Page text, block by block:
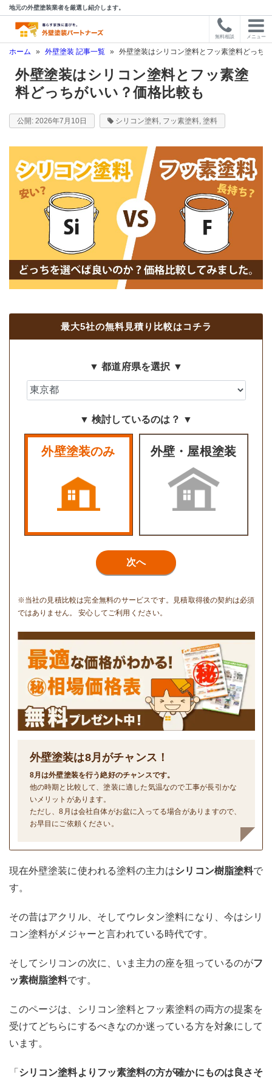
地元の外壁塗装業者を厳選し紹介します。
無料相談 メニュー
ホーム » 外壁塗装 記事一覧 » 外壁塗装はシリコン塗料とフッ素塗料どっち
外壁塗装はシリコン塗料とフッ素塗
料どっちがいい？価格比較も
2026年7月10日 シリコン塗料, フッ素塗料, 塗料
最大5社の無料見積り比較はコチラ
▼ 都道府県を選択 ▼
▼ 検討しているのは？ ▼
外壁塗装のみ 外壁・屋根塗装
次へ
※当社の見積比較は完全無料のサービスです。見積取得後の契約は必須
ではありません。 安心してご利用ください。
外壁塗装は8月がチャンス！
8月は外壁塗装を行う絶好のチャンスです。
他の時期と比較して、塗装に適した気温なので工事が長引かな
いメリットがあります。
ただし、8月は会社自体がお盆に入ってる場合がありますので、
お早目にご依頼ください。
現在外壁塗装に使われる塗料の主力はシリコン樹脂塗料で
す。
その昔はアクリル、そしてウレタン塗料になり、今はシリ
コン塗料がメジャーと言われている時代です。
そしてシリコンの次に、いま主力の座を狙っているのがフ
ッ素樹脂塗料です。
このページは、シリコン塗料とフッ素塗料の両方の提案を
受けてどちらにするべきなのか迷っている方を対象にして
います。
「 シリコン塗料よりフッ素塗料の方が確かにものは良さそ